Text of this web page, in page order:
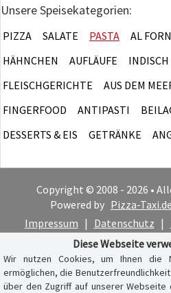
Unsere Speisekategorien:
PIZZA SALATE PASTA AL
HÄHNCHEN
AUFLÄUFE INDISCH
FLEISCHGERICHTE
AUS DEM
FINGERFOOD
ANTIPASTI
DESSERTS & EIS
GETRÄNKE
Copyright © 2008 - 2026 •
Powered by Pizza-Taxi.de
Impressum | Datenschutz |
Cookie-
Diese Webseite
Wir nutzen Cookies, um Ihnen die
ermöglichen, die
über den Zugriff auf unserer Webseite